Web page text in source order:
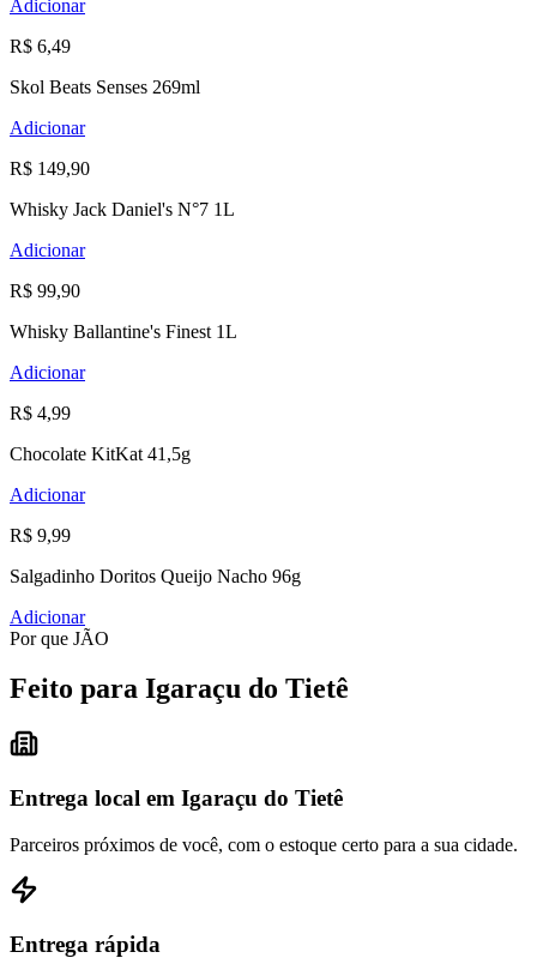
Adicionar
R$ 6,49
Skol Beats Senses 269ml
Adicionar
R$ 149,90
Whisky Jack Daniel's N°7 1L
Adicionar
R$ 99,90
Whisky Ballantine's Finest 1L
Adicionar
R$ 4,99
Chocolate KitKat 41,5g
Adicionar
R$ 9,99
Salgadinho Doritos Queijo Nacho 96g
Adicionar
Por que JÃO
Feito para Igaraçu do Tietê
Entrega local em Igaraçu do Tietê
Parceiros próximos de você, com o estoque certo para a sua cidade.
Entrega rápida